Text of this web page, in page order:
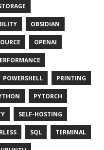
OBSIDIAN
OPENAI
POWERSHELL PRINTING
PYTORCH
SELF-HOSTING
SQL TERMINAL